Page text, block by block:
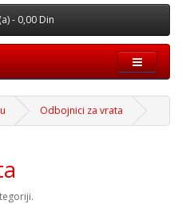
- 0,00 Din
Odbojnici za vrata